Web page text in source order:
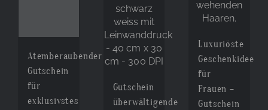
Atemberaubender
Gutschein
für
exklusivstes
Gutschein
überwältigende
Luxuriöste
Geschenkidee
für
Frauen –
Gutschein